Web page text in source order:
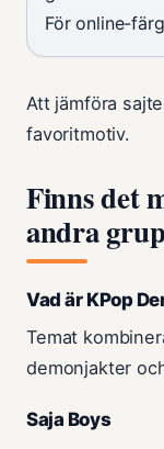
För online-
Att jämföra
favoritmotiv.
Finns det
andra
Vad är KPop
Temat
demonjakter
Saja Boys